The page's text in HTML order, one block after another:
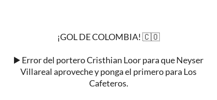
¡GOL DE COLOMBIA! 🇨🇴
▶️ Error del portero Cristhian Loor para que Neyser
Villareal aproveche y ponga el primero para Los
Cafeteros.